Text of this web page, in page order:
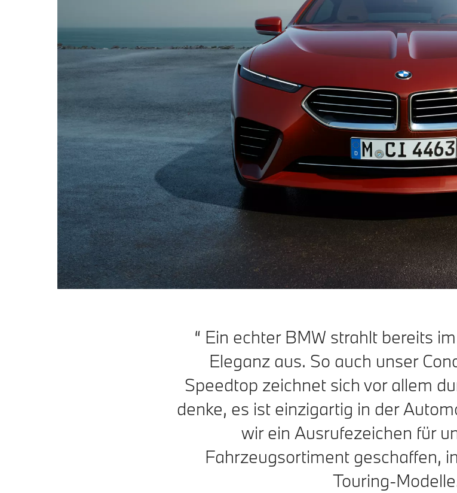
Ein echter BMW strahlt bereits
Eleganz aus. So auch unser
Speedtop zeichnet sich vor allem
denke, es ist einzigartig in der
wir ein Ausrufezeichen für
Fahrzeugsortiment geschaffen,
Touring-